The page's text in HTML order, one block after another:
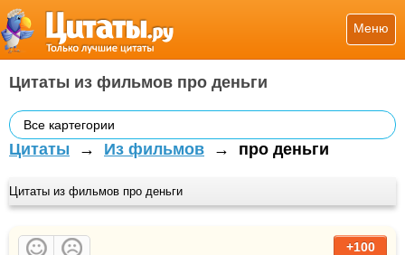
Меню
Цитаты из фильмов про деньги
Все картегории
Цитаты → Из фильмов → про деньги
Цитаты из фильмов про деньги
+100